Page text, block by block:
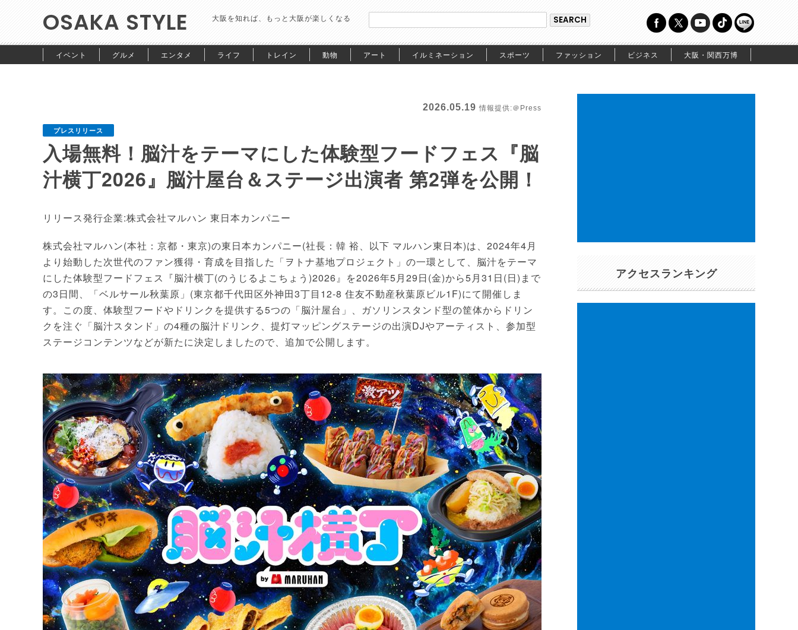
OSAKA STYLE 大阪を知れば、もっと大阪が楽しくなる
イベント グルメ エンタメ ライフ トレイン 動物 アート イルミネーション スポーツ ファッション ビジネス 大阪・関西万博
2026.05.19 情報提供:＠Press
プレスリリース
入場無料！脳汁をテーマにした体験型フードフェス『脳
汁横丁2026』脳汁屋台＆ステージ出演者 第2弾を公開！
リリース発行企業:株式会社マルハン 東日本カンパニー
株式会社マルハン(本社：京都・東京)の東日本カンパニー(社長：韓 裕、以下 マルハン東日本)は、2024年4月
より始動した次世代のファン獲得・育成を目指した「ヲトナ基地プロジェクト」の一環として、脳汁をテーマ
にした体験型フードフェス『脳汁横丁(のうじるよこちょう)2026』を2026年5月29日(金)から5月31日(日)まで
の3日間、「ベルサール秋葉原」(東京都千代田区外神田3丁目12-8 住友不動産秋葉原ビル1F)にて開催しま
す。この度、体験型フードやドリンクを提供する5つの「脳汁屋台」、ガソリンスタンド型の筐体からドリン
クを注ぐ「脳汁スタンド」の4種の脳汁ドリンク、提灯マッピングステージの出演DJやアーティスト、参加型
ステージコンテンツなどが新たに決定しましたので、追加で公開します。
アクセスランキング